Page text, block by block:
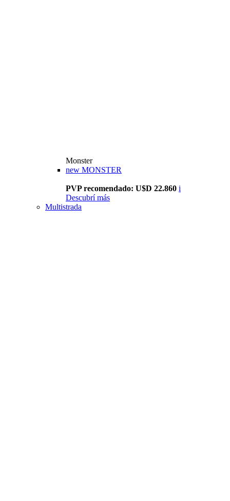
Monster
new MONSTER
PVP recomendado: U$D 22.860 i
Descubrí más
Multistrada